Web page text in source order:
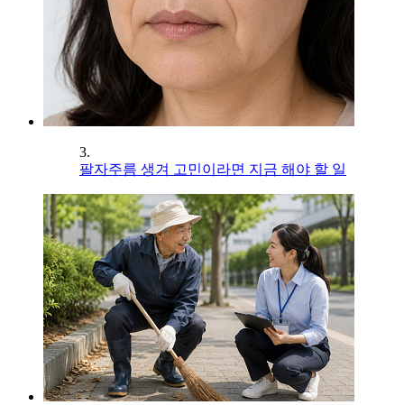
3.
팔자주름 생겨 고민이라면 지금 해야 할 일